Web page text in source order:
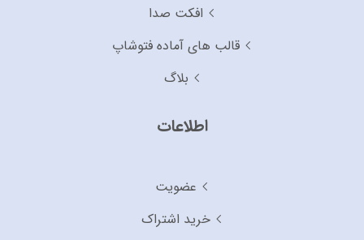
افکت صدا
قالب های آماده فتوشاپ
بلاگ
اطلاعات
عضویت
خرید اشتراک